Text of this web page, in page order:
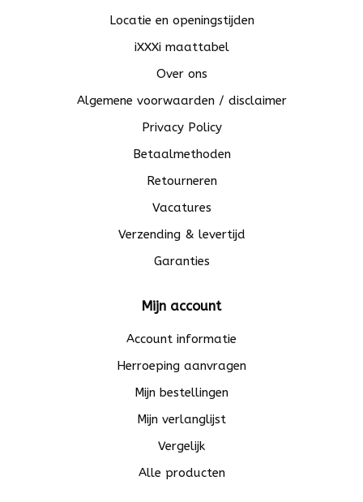
Locatie en openingstijden
iXXXi maattabel
Over ons
Algemene voorwaarden / disclaimer
Privacy Policy
Betaalmethoden
Retourneren
Vacatures
Verzending & levertijd
Garanties
Mijn account
Account informatie
Herroeping aanvragen
Mijn bestellingen
Mijn verlanglijst
Vergelijk
Alle producten